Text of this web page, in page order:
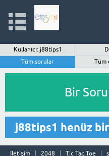
Kullanıcı: j88tips1
Tüm sorular
Tüm
Bir
j88tips1 henüz
İletişim 2048 Tic Tac Toe